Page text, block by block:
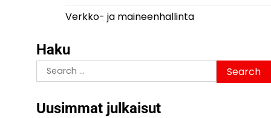
Verkko- ja maineenhallinta
Haku
Search
for:
Uusimmat julkaisut